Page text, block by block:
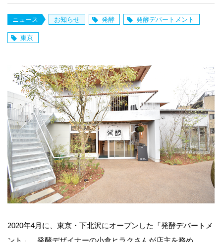
ニュース お知らせ 発酵 発酵デパートメント
東京
2020年4月に、東京・下北沢にオープンした「発酵デパートメ
ント」。発酵デザイナーの小倉ヒラクさんが店主を務め、